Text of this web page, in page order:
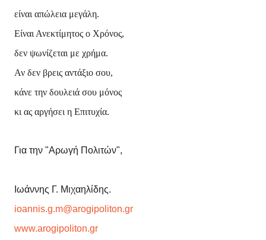
είναι απώλεια μεγάλη.
Είναι Ανεκτίμητος ο Χρόνος,
δεν ψωνίζεται με χρήμα.
Αν δεν βρεις αντάξιο σου,
κάνε την δουλειά σου μόνος
κι ας αργήσει η Επιτυχία.
Για την "Αρωγή Πολιτών",
Ιωάννης Γ. Μιχαηλίδης.
ioannis.g.m@arogipoliton.gr
www.arogipoliton.gr